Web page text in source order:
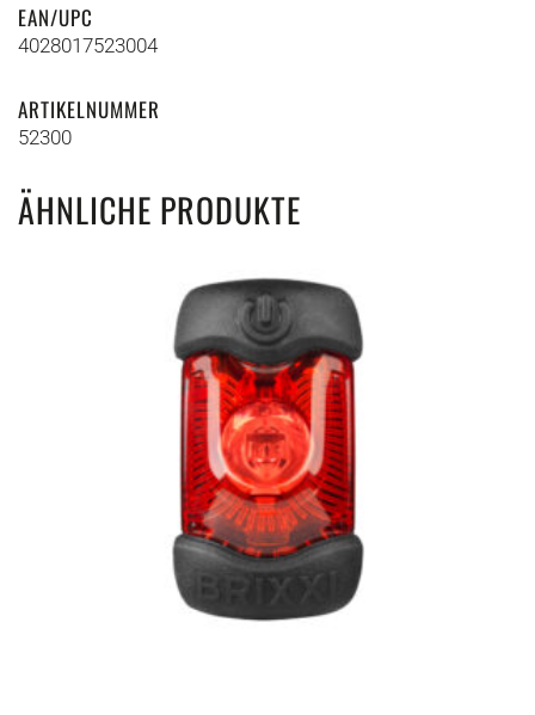
EAN/UPC
4028017523004
ARTIKELNUMMER
52300
ÄHNLICHE PRODUKTE